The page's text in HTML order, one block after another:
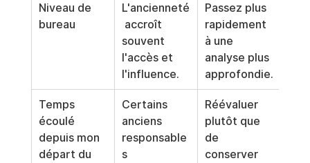
Niveau de
bureau
L'ancienneté
accroît
souvent
l'accès et
l'influence.
Passez plus
rapidement
à une
analyse plus
approfondie.
Temps
écoulé
depuis mon
départ du
Certains
anciens
responsable
s
Réévaluer
plutôt que
de
conserver